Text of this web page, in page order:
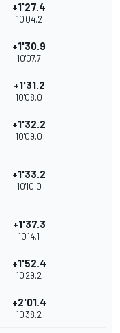
+1'27.4
10'04.2
+1'30.9
10'07.7
+1'31.2
10'08.0
+1'32.2
10'09.0
+1'33.2
10'10.0
+1'37.3
10'14.1
+1'52.4
10'29.2
+2'01.4
10'38.2